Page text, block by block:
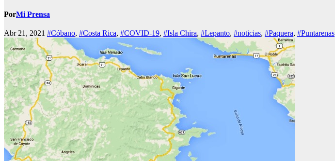
PorMi Prensa
Abr 21, 2021 #Cóbano, #Costa Rica, #COVID-19, #Isla Chira, #Lepanto, #noticias, #Paquera, #Puntarenas